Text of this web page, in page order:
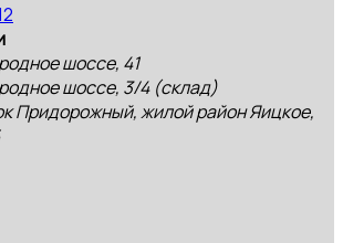
шоссе, 41
шоссе, 3/4 (склад)
Придорожный, жилой район Яицкое,